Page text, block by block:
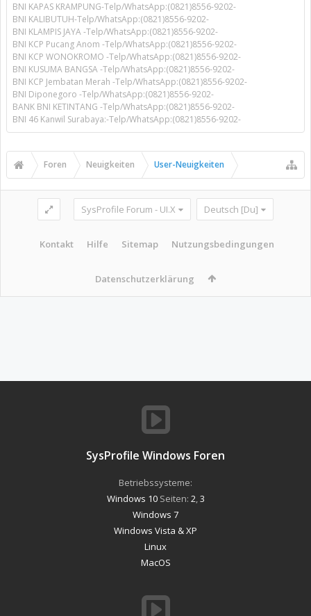
BNI KAPAS KRAMPUNG-Telp/WhatsApp:(0821)8556-9202-
BNI KALIBUTUH-Telp/WhatsApp:(0821)8556-9202-
BNI KLAMPIS JAYA -Telp/WhatsApp:(0821)8556-9202-
BNI KCP Pucang Anom -Telp/WhatsApp:(0821)8556-9202-
BNI KCP WONOKROMO -Telp/WhatsApp:(0821)8556-9202-
BNI KUSUMA BANGSA -Telp/WhatsApp:(0821)8556-9202-
BNI KCP Jembatan Merah -Telp/WhatsApp:(0821)8556-9202-
BNI Diponegoro -Telp/WhatsApp:(0821)8556-9202-
BANK BNI KETINTANG -Telp/WhatsApp:(0821)8556-9202-
BNI 46 Kanwil Surabaya:-Telp/WhatsApp:(0821)8556-9202-
Foren Neuigkeiten User-Neuigkeiten
SysProfile Forum - UI.X Deutsch [Du]
Kontakt Hilfe Sitemap Nutzungsbedingungen
Datenschutzerklärung
SysProfile Windows Foren
Betriebssysteme:
Windows 10Seiten: 2 3
Windows 7
Windows Vista & XP
Linux
MacOS